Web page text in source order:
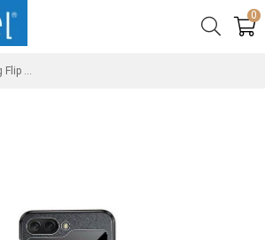
0
Samsung Flip 5 Utmostplain Folding Deri Telefon Kılıfı